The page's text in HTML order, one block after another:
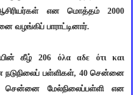
என மொத்தம் 2000
வழங்கிப் பாராட்டினார்.
கீழ் 206 όλα αδε ότι και
பள்ளிகள், 40 சென்னை
சென்னை மேல்நிலைப்பள்ளி என